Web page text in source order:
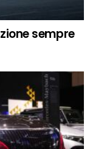
sempre